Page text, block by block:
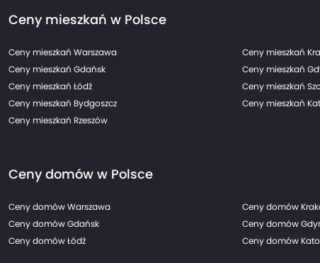
Ceny mieszkań w Polsce
Ceny mieszkań Warszawa Ceny mieszkań
Ceny mieszkań Gdańsk
Ceny mieszkań
Ceny mieszkań Łódź
Ceny mieszkań
Ceny mieszkań Bydgoszcz
Ceny mieszkań
Ceny mieszkań Rzeszów
Ceny domów w Polsce
Ceny domów Warszawa Ceny domów
Ceny domów Gdańsk
Ceny domów
Ceny domów Łódź
Ceny domów